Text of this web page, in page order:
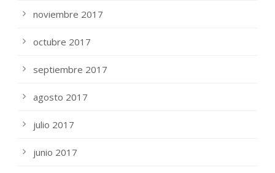
noviembre 2017
octubre 2017
septiembre 2017
agosto 2017
julio 2017
junio 2017